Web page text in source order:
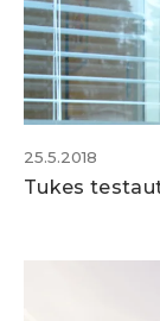
25.5.2018
Tukes